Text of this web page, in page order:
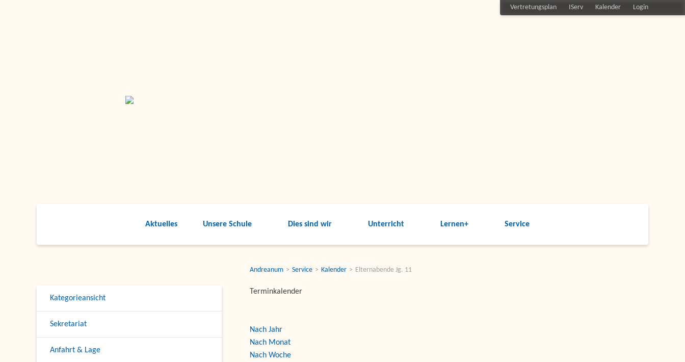
Vertretungsplan IServ Kalender Login
Aktuelles Unsere Schule Dies sind wir Unterricht Lernen+ Service
Kategorieansicht
Sekretariat
Anfahrt & Lage
Andreanum Service Kalender Elternabende Jg. 11
Terminkalender
Nach Jahr
Nach Monat
Nach Woche